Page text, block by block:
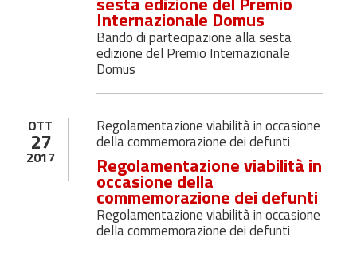
Internazionale Domus
Bando di partecipazione alla sesta
edizione del Premio Internazionale
Domus
OTT
27
2017
Regolamentazione viabilità in occasione
della commemorazione dei defunti
Regolamentazione viabilità in
occasione della
commemorazione dei defunti
Regolamentazione viabilità in occasione
della commemorazione dei defunti